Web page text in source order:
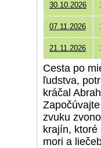
30.10.2026
07.11.2026
21.11.2026
Cesta po
ľudstva,
kráčal
zvuku
krajín,
mori a